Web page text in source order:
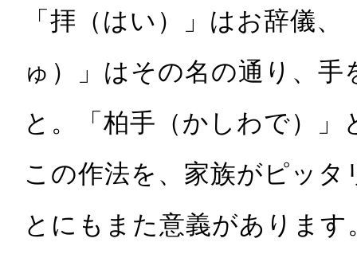
「拝（はい）」はお辞儀
ゅ）」はその名の通り、
と。「柏手（かしわで）
この作法を、家族がピッ
とにもまた意義があります